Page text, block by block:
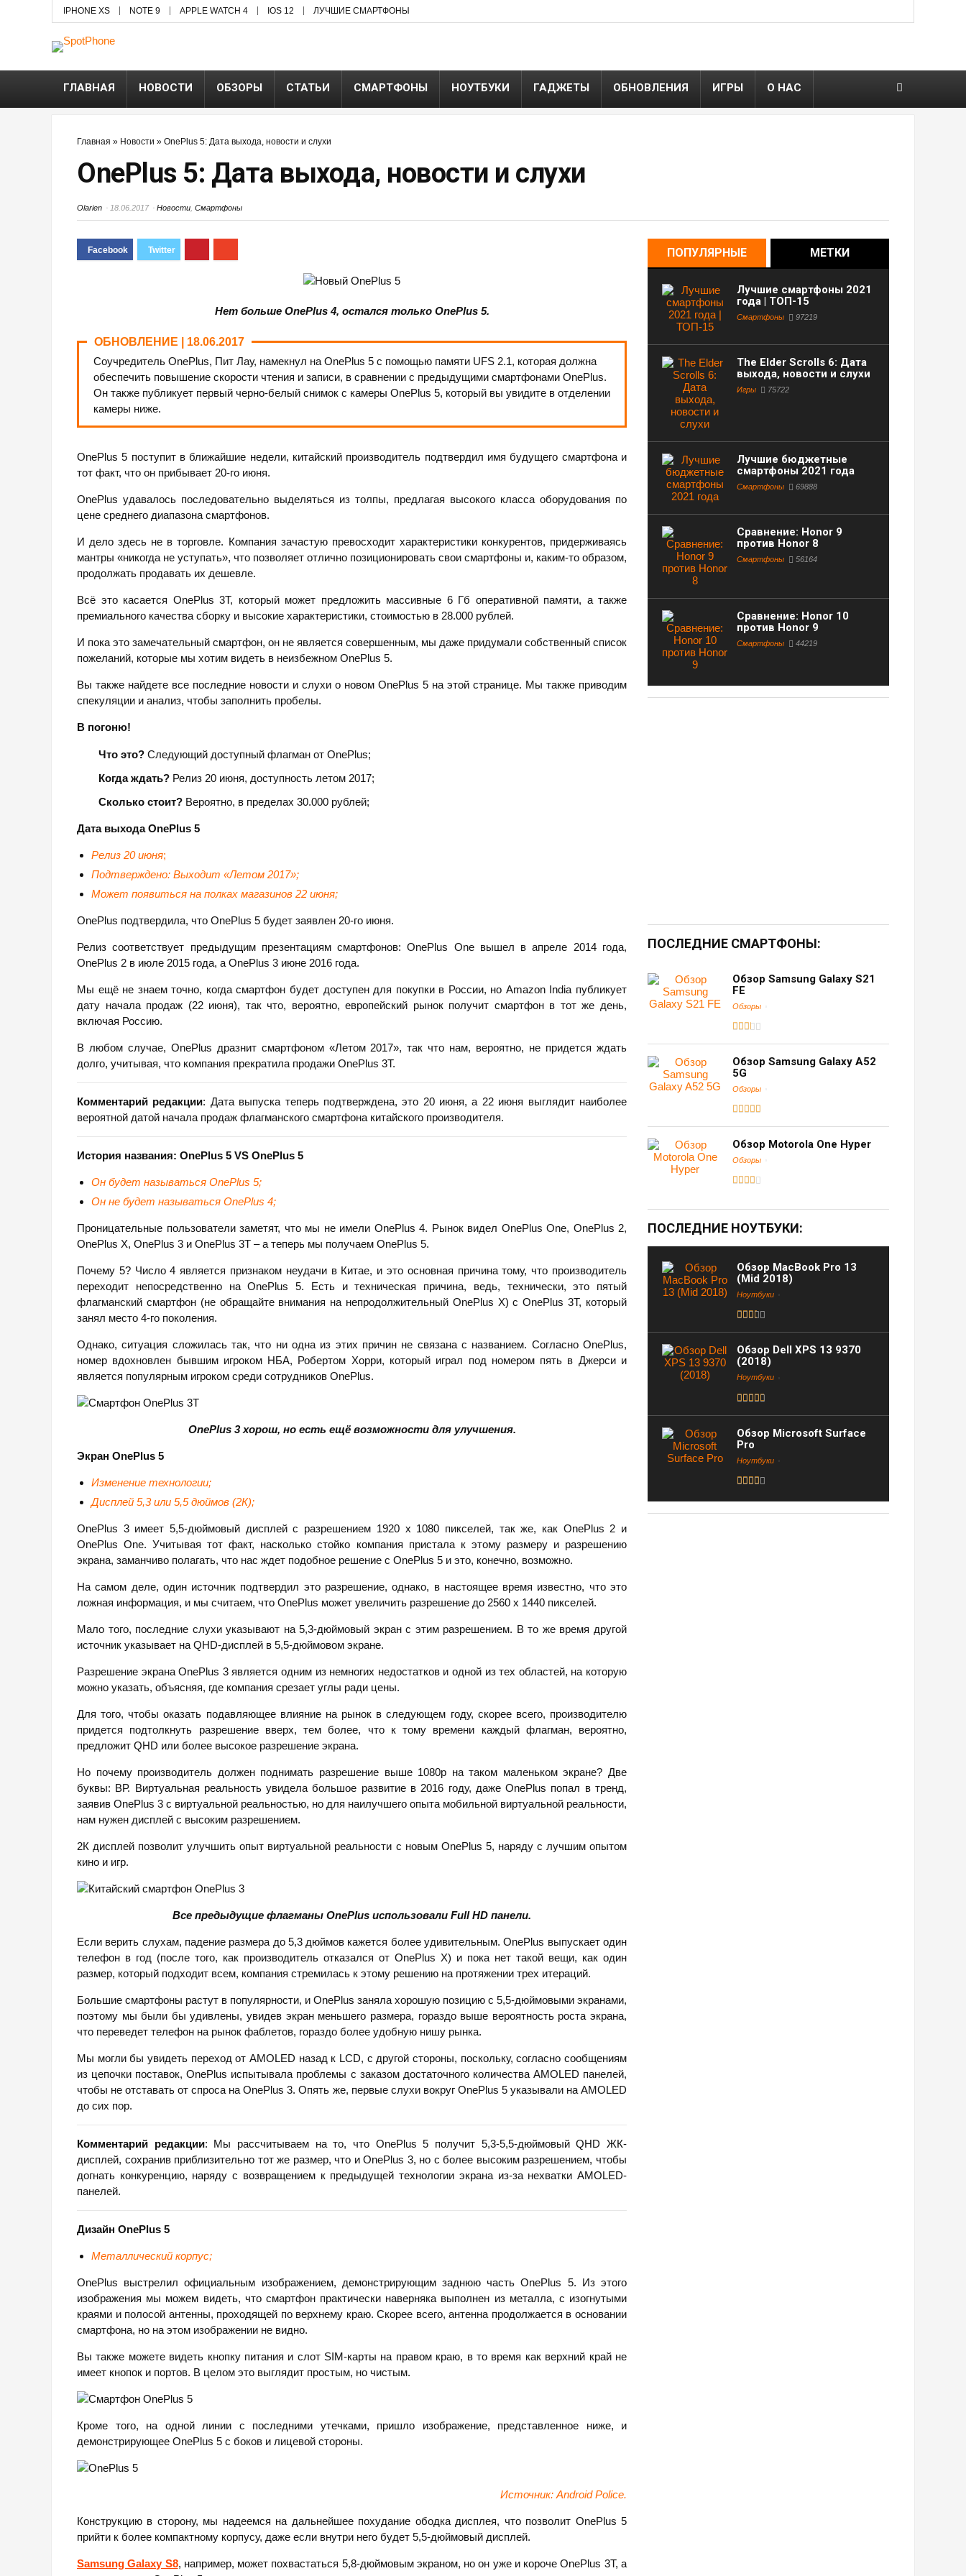
IPHONE XS NOTE 9 APPLE WATCH 4 IOS 12 ЛУЧШИЕ СМАРТФОНЫ
ГЛАВНАЯ НОВОСТИ ОБЗОРЫ СТАТЬИ СМАРТФОНЫ НОУТБУКИ ГАДЖЕТЫ ОБНОВЛЕНИЯ ИГРЫ О НАС
Главная » Новости » OnePlus 5: Дата выхода, новости и слухи
OnePlus 5: Дата выхода, новости и слухи
Olarien 18.06.2017 Новости Смартфоны
Нет больше OnePlus 4, остался только OnePlus 5.
ОБНОВЛЕНИЕ | 18.06.2017
Соучредитель OnePlus, Пит Лау, намекнул на OnePlus 5 с помощью памяти UFS 2.1, которая должна
обеспечить повышение скорости чтения и записи, в сравнении с предыдущими смартфонами OnePlus.
Он также публикует первый черно-белый снимок с камеры OnePlus 5, который вы увидите в отделении
камеры ниже.
OnePlus 5 поступит в ближайшие недели, китайский производитель подтвердил имя будущего смартфона и
тот факт, что он прибывает 20-го июня.
OnePlus удавалось последовательно выделяться из толпы, предлагая высокого класса оборудования по
цене среднего диапазона смартфонов.
И дело здесь не в торговле. Компания зачастую превосходит характеристики конкурентов, придерживаясь
мантры «никогда не уступать», что позволяет отлично позиционировать свои смартфоны и, каким-то образом,
продолжать продавать их дешевле.
Всё это касается OnePlus 3T, который может предложить массивные 6 Гб оперативной памяти, а также
премиального качества сборку и высокие характеристики, стоимостью в 28.000 рублей.
И пока это замечательный смартфон, он не является совершенным, мы даже придумали собственный список
пожеланий, которые мы хотим видеть в неизбежном OnePlus 5.
Вы также найдете все последние новости и слухи о новом OnePlus 5 на этой странице. Мы также приводим
спекуляции и анализ, чтобы заполнить пробелы.
В погоню!
Что это? Следующий доступный флагман от OnePlus;
Когда ждать? Релиз 20 июня, доступность летом 2017;
Сколько стоит? Вероятно, в пределах 30.000 рублей;
Дата выходаOnePlus 5
Релиз 20 июня;
Подтверждено: Выходит «Летом 2017»;
Может появиться на полках магазинов 22 июня;
OnePlus подтвердила, что OnePlus 5 будет заявлен 20-го июня.
Релиз соответствует предыдущим презентациям смартфонов: OnePlus One вышел в апреле 2014 года,
OnePlus 2 в июле 2015 года, а OnePlus 3 июне 2016 года.
Мы ещё не знаем точно, когда смартфон будет доступен для покупки в России, но Amazon India публикует
дату начала продаж (22 июня), так что, вероятно, европейский рынок получит смартфон в тот же день,
включая Россию.
В любом случае, OnePlus дразнит смартфоном «Летом 2017», так что нам, вероятно, не придется ждать
долго, учитывая, что компания прекратила продажи OnePlus 3T.
Комментарий редакции: Дата выпуска теперь подтверждена, это 20 июня, а 22 июня выглядит наиболее
вероятной датой начала продаж флагманского смартфона китайского производителя.
История названия: OnePlus 5 VS OnePlus 5
Он будет называться OnePlus 5;
Он не будет называться OnePlus 4;
Проницательные пользователи заметят, что мы не имели OnePlus 4. Рынок видел OnePlus One, OnePlus 2,
OnePlus X, OnePlus 3 и OnePlus 3T – а теперь мы получаем OnePlus 5.
Почему 5? Число 4 является признаком неудачи в Китае, и это основная причина тому, что производитель
переходит непосредственно на OnePlus 5. Есть и техническая причина, ведь, технически, это пятый
флагманский смартфон (не обращайте внимания на непродолжительный OnePlus X) с OnePlus 3T, который
занял место 4-го поколения.
Однако, ситуация сложилась так, что ни одна из этих причин не связана с названием. Согласно OnePlus,
номер вдохновлен бывшим игроком НБА, Робертом Хорри, который играл под номером пять в Джерси и
является популярным игроком среди сотрудников OnePlus.
OnePlus 3 хорош, но есть ещё возможности для улучшения.
Экран OnePlus 5
Изменение технологии;
Дисплей 5,3 или 5,5 дюймов (2К);
OnePlus 3 имеет 5,5-дюймовый дисплей с разрешением 1920 х 1080 пикселей, так же, как OnePlus 2 и
OnePlus One. Учитывая тот факт, насколько стойко компания пристала к этому размеру и разрешению
экрана, заманчиво полагать, что нас ждет подобное решение с OnePlus 5 и это, конечно, возможно.
На самом деле, один источник подтвердил это разрешение, однако, в настоящее время известно, что это
ложная информация, и мы считаем, что OnePlus может увеличить разрешение до 2560 х 1440 пикселей.
Мало того, последние слухи указывают на 5,3-дюймовый экран с этим разрешением. В то же время другой
источник указывает на QHD-дисплей в 5,5-дюймовом экране.
Разрешение экрана OnePlus 3 является одним из немногих недостатков и одной из тех областей, на которую
можно указать, объясняя, где компания срезает углы ради цены.
Для того, чтобы оказать подавляющее влияние на рынок в следующем году, скорее всего, производителю
придется подтолкнуть разрешение вверх, тем более, что к тому времени каждый флагман, вероятно,
предложит QHD или более высокое разрешение экрана.
Но почему производитель должен поднимать разрешение выше 1080р на таком маленьком экране? Две
буквы: ВР. Виртуальная реальность увидела большое развитие в 2016 году, даже OnePlus попал в тренд,
заявив OnePlus 3 с виртуальной реальностью, но для наилучшего опыта мобильной виртуальной реальности,
нам нужен дисплей с высоким разрешением.
2К дисплей позволит улучшить опыт виртуальной реальности с новым OnePlus 5, наряду с лучшим опытом
кино и игр.
Все предыдущие флагманы OnePlus использовали FullHD панели.
Если верить слухам, падение размера до 5,3 дюймов кажется более удивительным. OnePlus выпускает один
телефон в год (после того, как производитель отказался от OnePlus X) и пока нет такой вещи, как один
размер, который подходит всем, компания стремилась к этому решению на протяжении трех итераций.
Большие смартфоны растут в популярности, и OnePlus заняла хорошую позицию с 5,5-дюймовыми экранами,
поэтому мы были бы удивлены, увидев экран меньшего размера, гораздо выше вероятность роста экрана,
что переведет телефон на рынок фаблетов, гораздо более удобную нишу рынка.
Мы могли бы увидеть переход от AMOLED назад к LCD, с другой стороны, поскольку, согласно сообщениям
из цепочки поставок, OnePlus испытывала проблемы с заказом достаточного количества AMOLED панелей,
чтобы не отставать от спроса на OnePlus 3. Опять же, первые слухи вокруг OnePlus 5 указывали на AMOLED
до сих пор.
Комментарий редакции: Мы рассчитываем на то, что OnePlus 5 получит 5,3-5,5-дюймовый QHD ЖК-
дисплей, сохранив приблизительно тот же размер, что и OnePlus 3, но с более высоким разрешением, чтобы
догнать конкуренцию, наряду с возвращением к предыдущей технологии экрана из-за нехватки AMOLED-
панелей.
Дизайн OnePlus 5
Металлический корпус;
OnePlus выстрелил официальным изображением, демонстрирующим заднюю часть OnePlus 5. Из этого
изображения мы можем видеть, что смартфон практически наверняка выполнен из металла, с изогнутыми
краями и полосой антенны, проходящей по верхнему краю. Скорее всего, антенна продолжается в основании
смартфона, но на этом изображении не видно.
Вы также можете видеть кнопку питания и слот SIM-карты на правом краю, в то время как верхний край не
имеет кнопок и портов. В целом это выглядит простым, но чистым.
Кроме того, на одной линии с последними утечками, пришло изображение, представленное ниже, и
демонстрирующее OnePlus 5 с боков и лицевой стороны.
Источник: AndroidPolice.
Конструкцию в сторону, мы надеемся на дальнейшее похудание ободка дисплея, что позволит OnePlus 5
прийти к более компактному корпусу, даже если внутри него будет 5,5-дюймовый дисплей.
Samsung Galaxy S8, например, может похвастаться 5,8-дюймовым экраном, но он уже и короче OnePlus 3T, а
ПОПУЛЯРНЫЕ МЕТКИ
Лучшие смартфоны 2021
года | ТОП-15
Смартфоны 97219
The Elder Scrolls 6: Дата
выхода, новости и слухи
Игры 75722
Лучшие бюджетные
смартфоны 2021 года
Смартфоны 69888
Сравнение: Honor 9
против Honor 8
Смартфоны 56164
Сравнение: Honor 10
против Honor 9
Смартфоны 44219
ПОСЛЕДНИЕ СМАРТФОНЫ:
Обзор Samsung Galaxy S21
FE
Обзоры
Обзор Samsung Galaxy A52
5G
Обзоры
Обзор Motorola One Hyper
Обзоры
ПОСЛЕДНИЕ НОУТБУКИ:
Обзор MacBook Pro 13
(Mid 2018)
Ноутбуки
Обзор Dell XPS 13 9370
(2018)
Ноутбуки
Обзор Microsoft Surface
Pro
Ноутбуки